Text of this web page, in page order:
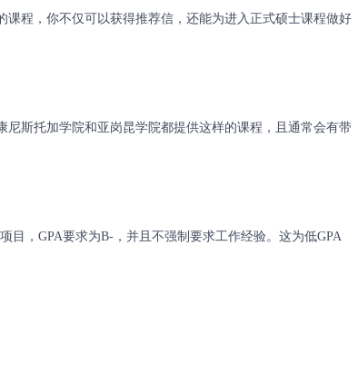
程，你不仅可以获得推荐信，还能为进入正式硕士课程做好
斯托加学院和亚岗昆学院都提供这样的课程，且通常会有带
，GPA要求为B-，并且不强制要求工作经验。这为低GPA